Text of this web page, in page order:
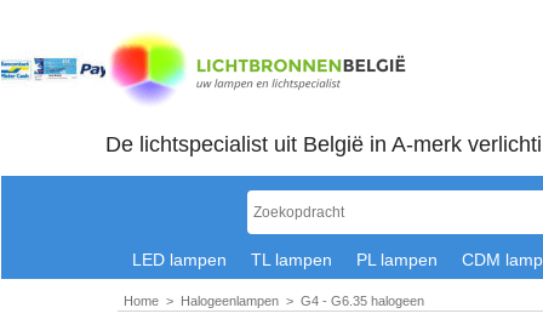
De lichtspecialist uit België in A-merk
LED lampen TL lampen PL lampen CDM
Home > Halogeenlampen > G4 - G6.35 halogeen